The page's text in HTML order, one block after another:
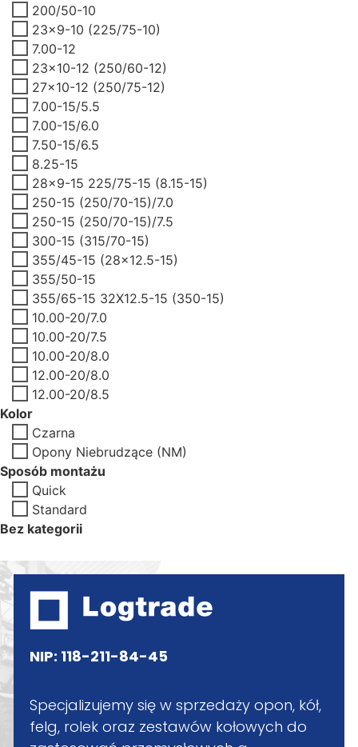
200/50-10
23x9-10 (225/75-10)
7.00-12
23x10-12 (250/60-12)
27x10-12 (250/75-12)
7.00-15/5.5
7.00-15/6.0
7.50-15/6.5
8.25-15
28x9-15 225/75-15 (8.15-15)
250-15 (250/70-15)/7.0
250-15 (250/70-15)/7.5
300-15 (315/70-15)
355/45-15 (28x12.5-15)
355/50-15
355/65-15 32X12.5-15 (350-15)
10.00-20/7.0
10.00-20/7.5
10.00-20/8.0
12.00-20/8.0
12.00-20/8.5
Kolor
Czarna
Opony Niebrudzące (NM)
Sposób montażu
Quick
Standard
Bez kategorii
NIP: 118-211-84-45
Specjalizujemy się w sprzedaży opon, kół,
felg, rolek oraz zestawów kołowych do